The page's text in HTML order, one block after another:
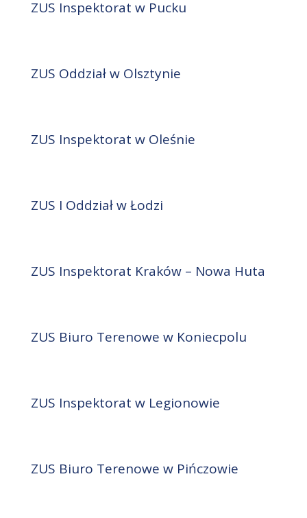
ZUS Inspektorat w Pucku
ZUS Oddział w Olsztynie
ZUS Inspektorat w Oleśnie
ZUS I Oddział w Łodzi
ZUS Inspektorat Kraków – Nowa Huta
ZUS Biuro Terenowe w Koniecpolu
ZUS Inspektorat w Legionowie
ZUS Biuro Terenowe w Pińczowie